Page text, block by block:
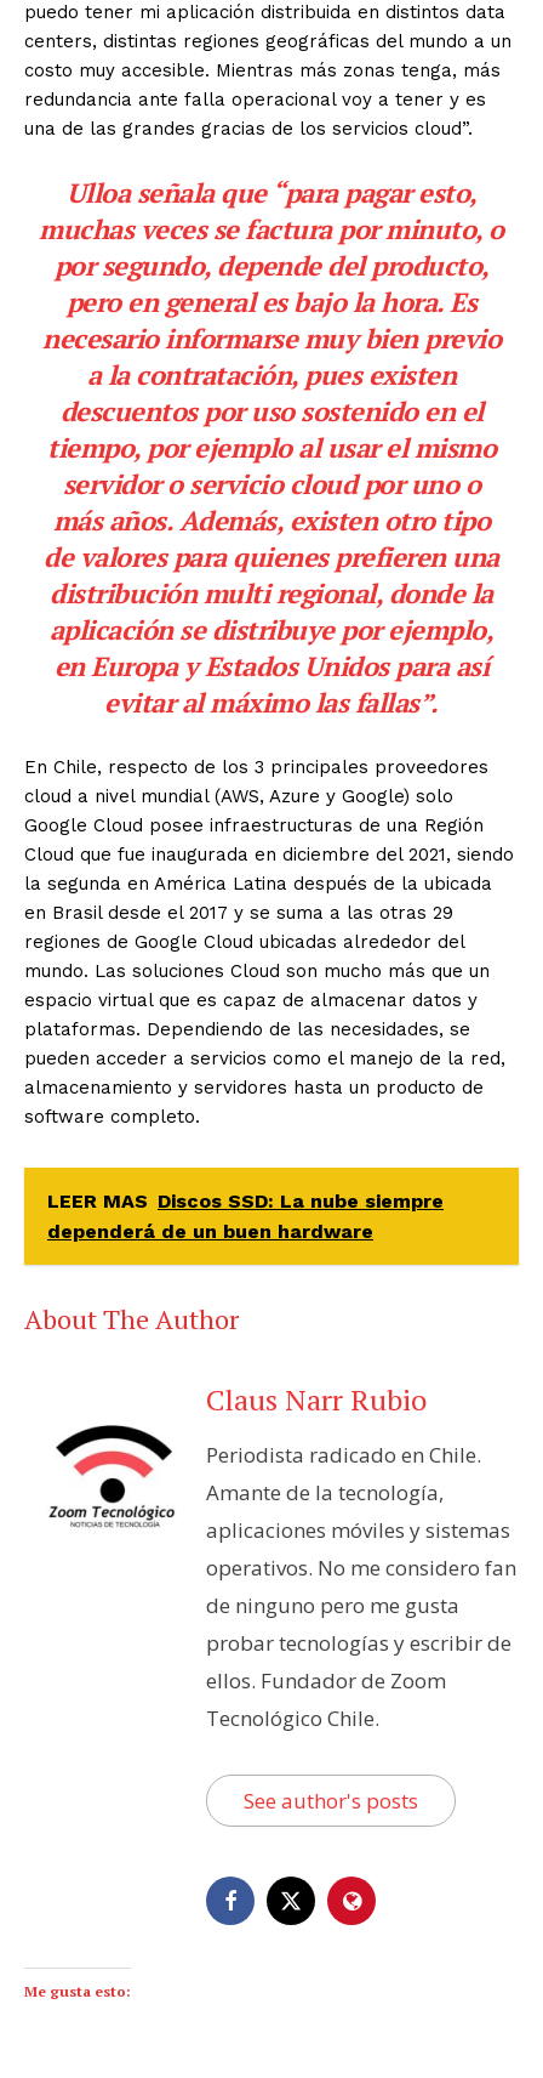
puedo tener mi aplicación distribuida en distintos data
centers, distintas regiones geográficas del mundo a un
costo muy accesible. Mientras más zonas tenga, más
redundancia ante falla operacional voy a tener y es
una de las grandes gracias de los servicios cloud”.
Ulloa señala que “para pagar esto,
muchas veces se factura por minuto, o
por segundo, depende del producto,
pero en general es bajo la hora. Es
necesario informarse muy bien previo
a la contratación, pues existen
descuentos por uso sostenido en el
tiempo, por ejemplo al usar el mismo
servidor o servicio cloud por uno o
más años. Además, existen otro tipo
de valores para quienes prefieren una
distribución multi regional, donde la
aplicación se distribuye por ejemplo,
en Europa y Estados Unidos para así
evitar al máximo las fallas”.
En Chile, respecto de los 3 principales proveedores
cloud a nivel mundial (AWS, Azure y Google) solo
Google Cloud posee infraestructuras de una Región
Cloud que fue inaugurada en diciembre del 2021, siendo
la segunda en América Latina después de la ubicada
en Brasil desde el 2017 y se suma a las otras 29
regiones de Google Cloud ubicadas alrededor del
mundo. Las soluciones Cloud son mucho más que un
espacio virtual que es capaz de almacenar datos y
plataformas. Dependiendo de las necesidades, se
pueden acceder a servicios como el manejo de la red,
almacenamiento y servidores hasta un producto de
software completo.
LEER MAS Discos SSD: La nube siempre
dependerá de un buen hardware
About The Author
Claus Narr Rubio
Periodista radicado en Chile.
Amante de la tecnología,
aplicaciones móviles y sistemas
operativos. No me considero fan
de ninguno pero me gusta
probar tecnologías y escribir de
ellos. Fundador de Zoom
Tecnológico Chile.
See author's posts
Me gusta esto: